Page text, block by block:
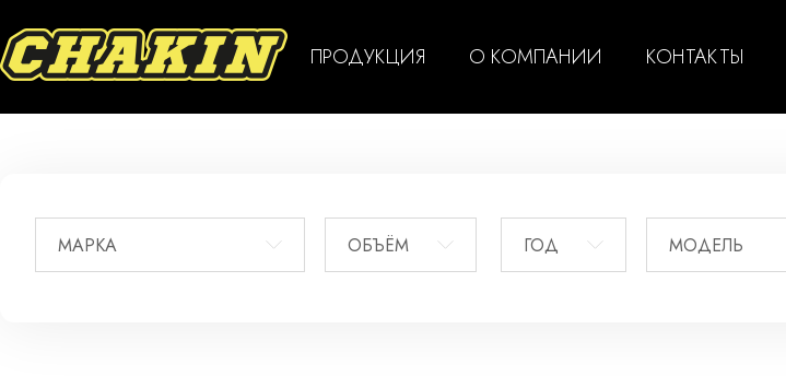
ПРОДУКЦИЯ О КОМПАНИИ КОНТАКТЫ
МАРКА ОБЪЁМ ГОД МОДЕЛЬ